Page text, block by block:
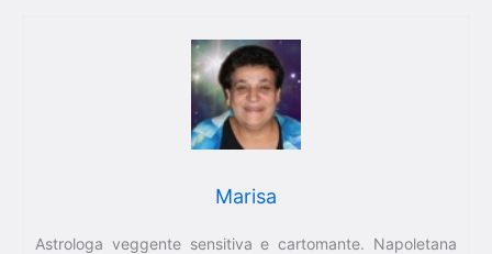
Marisa
Astrologa veggente sensitiva e cartomante. Napoletana